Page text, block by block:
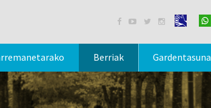
   
Berriak Gardentasuna